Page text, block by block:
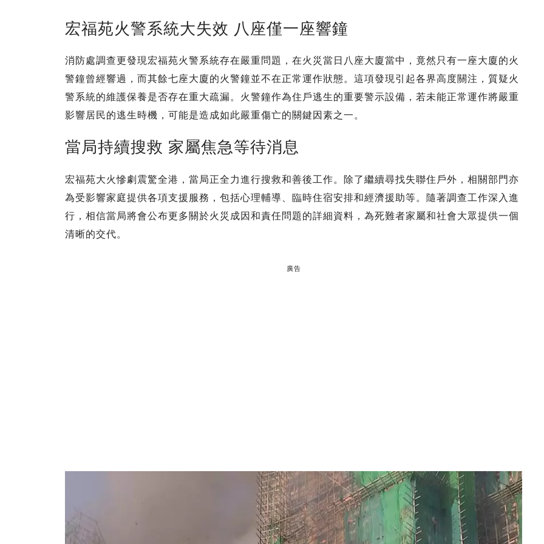
宏福苑火警系統大失效 八座僅一座響鐘
消防處調查更發現宏福苑火警系統存在嚴重問題，在火災當日八座大廈當中，竟然只有一座大廈的火
警鐘曾經響過，而其餘七座大廈的火警鐘並不在正常運作狀態。這項發現引起各界高度關注，質疑火
警系統的維護保養是否存在重大疏漏。火警鐘作為住戶逃生的重要警示設備，若未能正常運作將嚴重
影響居民的逃生時機，可能是造成如此嚴重傷亡的關鍵因素之一。
當局持續搜救 家屬焦急等待消息
宏福苑大火慘劇震驚全港，當局正全力進行搜救和善後工作。除了繼續尋找失聯住戶外，相關部門亦
為受影響家庭提供各項支援服務，包括心理輔導、臨時住宿安排和經濟援助等。隨著調查工作深入進
行，相信當局將會公布更多關於火災成因和責任問題的詳細資料，為死難者家屬和社會大眾提供一個
清晰的交代。
廣告